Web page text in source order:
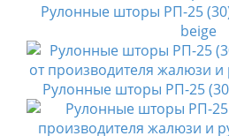
Рулонные шторы РП-25
beige
Рулонные шторы РП-25